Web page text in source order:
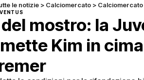
le notizie > Calciomercato >
mostro: la
Kim in